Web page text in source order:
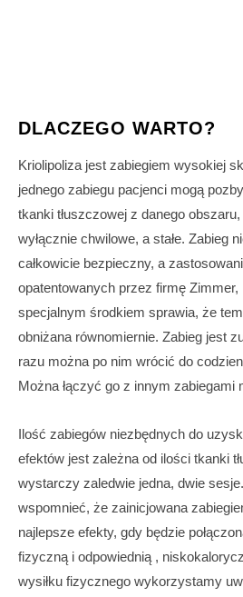
DLACZEGO WARTO?
Kriolipoliza jest zabiegiem wysokiej
jednego zabiegu pacjenci mogą
tkanki tłuszczowej z danego
wyłącznie chwilowe, a stałe. Zabieg
całkowicie bezpieczny, a
opatentowanych przez firmę
specjalnym środkiem sprawia, że
obniżana równomiernie. Zabieg jest
razu można po nim wrócić do
Można łączyć go z innym zabiegami
Ilość zabiegów niezbędnych do
efektów jest zależna od ilości tkanki
wystarczy zaledwie jedna, dwie
wspomnieć, że zainicjowana
najlepsze efekty, gdy będzie
fizyczną i odpowiednią ,
wysiłku fizycznego wykorzystamy